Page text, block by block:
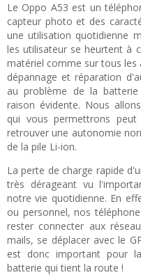
Le Oppo A53 est un
capteur photo et des
une utilisation quotidienne
les utilisateur se heurtent à
matériel comme sur tous les
dépannage et réparation
au problème de la
raison évidente. Nous
qui vous permettrons
retrouver une autonomie
de la pile Li-ion.
La perte de charge rapide
très dérageant vu
notre vie quotidienne. En
ou personnel, nos
rester connecter aux
mails, se déplacer avec le
est donc important pour
batterie qui tient la route !